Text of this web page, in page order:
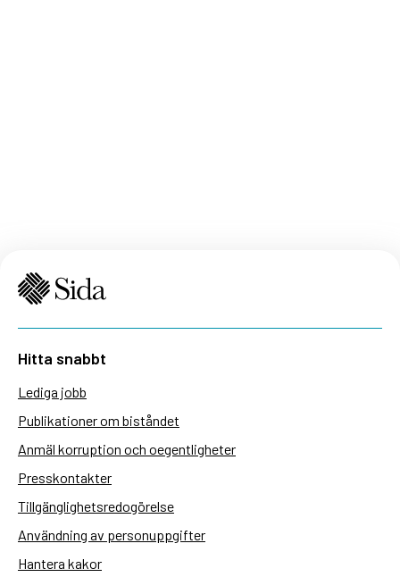
Hitta snabbt
Lediga jobb
Publikationer om biståndet
Anmäl korruption och oegentligheter
Presskontakter
Tillgänglighetsredogörelse
Användning av personuppgifter
Hantera kakor